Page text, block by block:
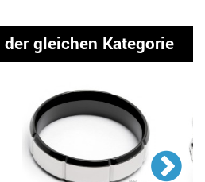
gleichen Kategorie